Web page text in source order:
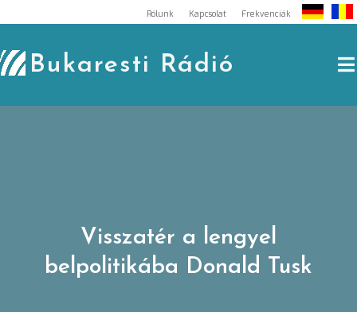
to
content
Rólunk Kapcsolat Frekvenciák
Bukaresti Rádió
Visszatér a lengyel
belpolitikába Donald Tusk